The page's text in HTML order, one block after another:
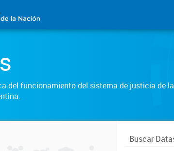
del funcionamiento del sistema de justicia de la